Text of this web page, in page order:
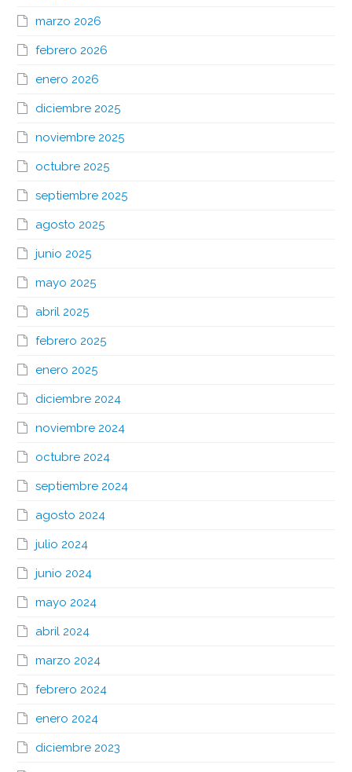
marzo 2026
febrero 2026
enero 2026
diciembre 2025
noviembre 2025
octubre 2025
septiembre 2025
agosto 2025
junio 2025
mayo 2025
abril 2025
febrero 2025
enero 2025
diciembre 2024
noviembre 2024
octubre 2024
septiembre 2024
agosto 2024
julio 2024
junio 2024
mayo 2024
abril 2024
marzo 2024
febrero 2024
enero 2024
diciembre 2023